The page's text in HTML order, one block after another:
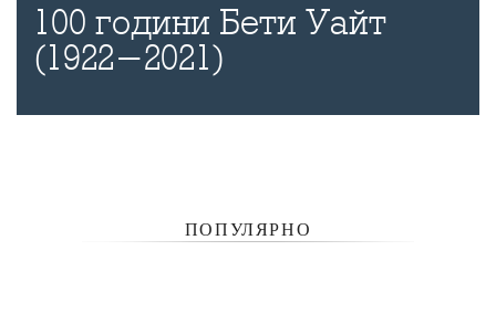
100 години Бети Уайт
(1922-2021)
ПОПУЛЯРНО